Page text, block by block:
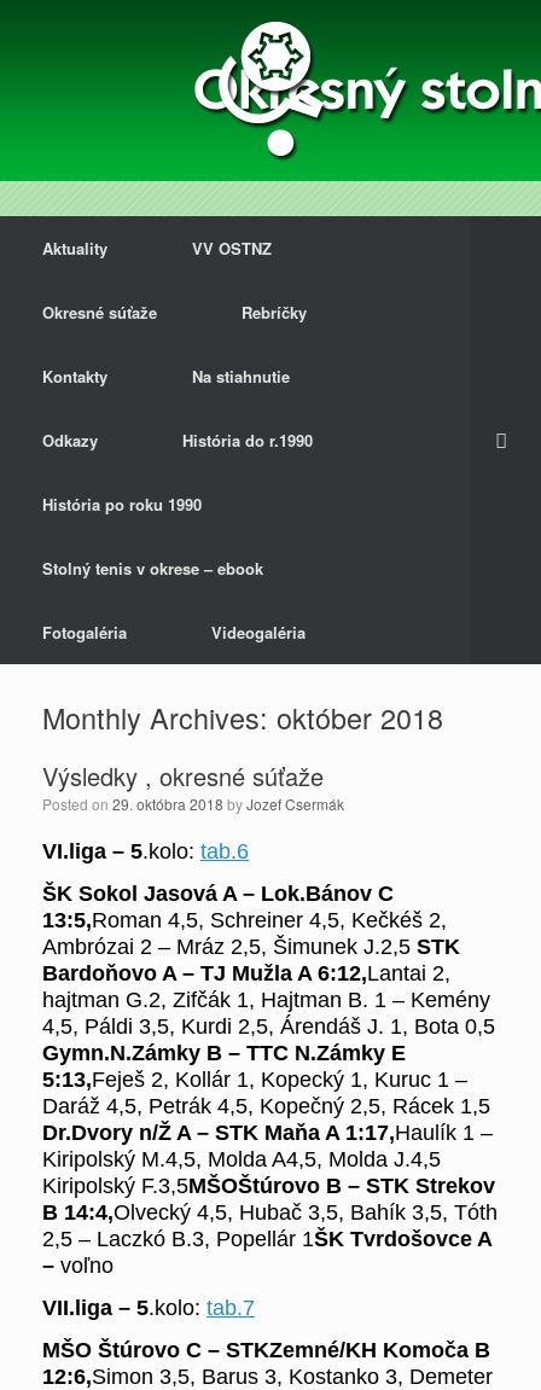
Aktuality VV OSTNZ
Okresné súťaže Rebríčky
Kontakty Na stiahnutie
Odkazy História do r.1990
História po roku 1990
Stolný tenis v okrese – ebook
Fotogaléria Videogaléria
Monthly Archives: október 2018
Výsledky , okresné súťaže
Posted on 29. októbra 2018 byJozef Csermák
VI.liga – 5.kolo: tab.6
ŠK Sokol Jasová A – Lok.Bánov C
13:5,Roman 4,5, Schreiner 4,5, Kečkéš 2,
Ambrózai 2 – Mráz 2,5, Šimunek J.2,5 STK
Bardoňovo A – TJ Mužla A 6:12,Lantai 2,
hajtman G.2, Zifčák 1, Hajtman B. 1 – Kemény
4,5, Páldi 3,5, Kurdi 2,5, Árendáš J. 1, Bota 0,5
Gymn.N.Zámky B – TTC N.Zámky E
5:13,Feješ 2, Kollár 1, Kopecký 1, Kuruc 1 –
Daráž 4,5, Petrák 4,5, Kopečný 2,5, Rácek 1,5
Dr.Dvory n/Ž A – STK Maňa A 1:17,Haulík 1 –
Kiripolský M.4,5, Molda A4,5, Molda J.4,5
Kiripolský F.3,5MŠOŠtúrovo B – STK Strekov
B 14:4,Olvecký 4,5, Hubač 3,5, Bahík 3,5, Tóth
2,5 – Laczkó B.3, Popellár 1ŠK Tvrdošovce A
– voľno
VII.liga – 5.kolo: tab.7
MŠO Štúrovo C – STKZemné/KH Komoča B
12:6,Simon 3,5, Barus 3, Kostanko 3, Demeter